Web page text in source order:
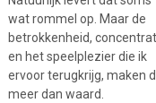
wat rommel op. Maar de
betrokkenheid,
en het speelplezier die ik
ervoor terugkrijg, maken
meer dan waard.